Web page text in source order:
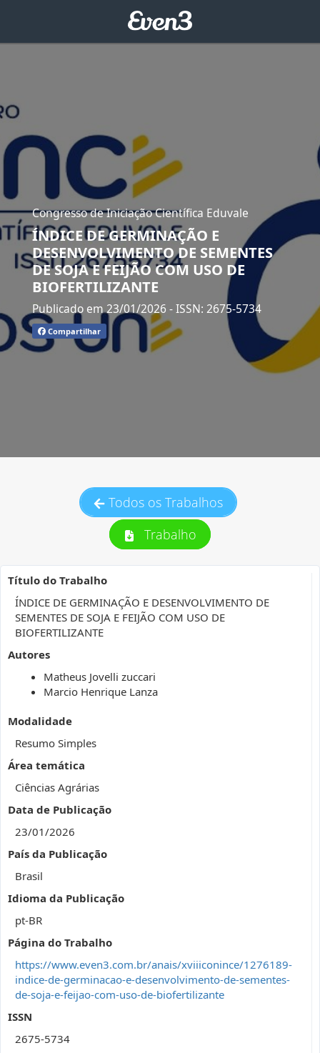
Congresso de Iniciação Científica Eduvale
ÍNDICE DE GERMINAÇÃO E
DESENVOLVIMENTO DE SEMENTES
DE SOJA E FEIJÃO COM USO DE
BIOFERTILIZANTE
Publicado em 23/01/2026 - ISSN: 2675-5734
Compartilhar
Todos os Trabalhos
Trabalho
Título do Trabalho
ÍNDICE DE GERMINAÇÃO E DESENVOLVIMENTO DE
SEMENTES DE SOJA E FEIJÃO COM USO DE
BIOFERTILIZANTE
Autores
Matheus Jovelli zuccari
Marcio Henrique Lanza
Modalidade
Resumo Simples
Área temática
Ciências Agrárias
Data de Publicação
23/01/2026
País da Publicação
Brasil
Idioma da Publicação
pt-BR
Página do Trabalho
https://www.even3.com.br/anais/xviiiconince/1276189-
indice-de-germinacao-e-desenvolvimento-de-sementes-
de-soja-e-feijao-com-uso-de-biofertilizante
ISSN
2675-5734